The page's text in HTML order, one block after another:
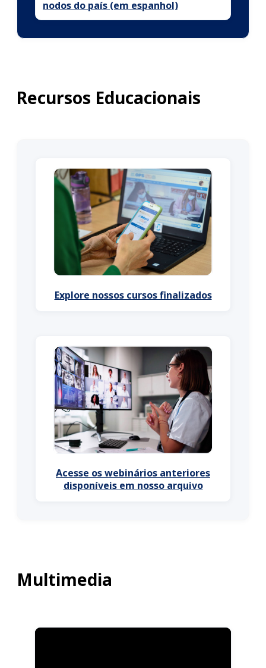
nodos do país (em espanhol)
Recursos Educacionais
Explore nossos cursos finalizados
Acesse os webinários anteriores
disponíveis em nosso arquivo
Multimedia